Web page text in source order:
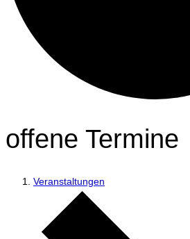
offene Termine
Veranstaltungen